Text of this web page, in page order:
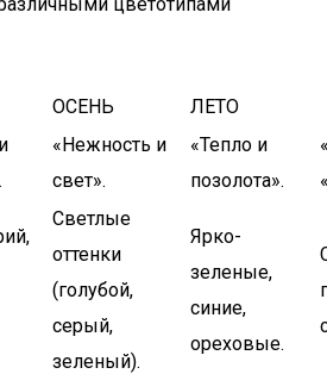
ОСЕНЬ ЛЕТО
«Нежность и
свет».
«Тепло и
позолота».
Светлые
оттенки
(голубой,
серый,
зеленый).
Ярко-
зеленые,
синие,
ореховые.